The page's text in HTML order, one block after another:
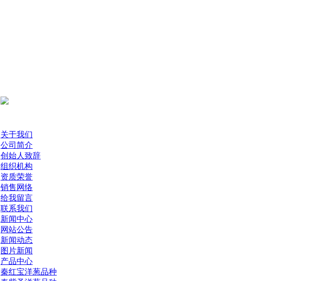
关于我们
公司简介
创始人致辞
组织机构
资质荣誉
销售网络
给我留言
联系我们
新闻中心
网站公告
新闻动态
图片新闻
产品中心
秦红宝洋葱品种